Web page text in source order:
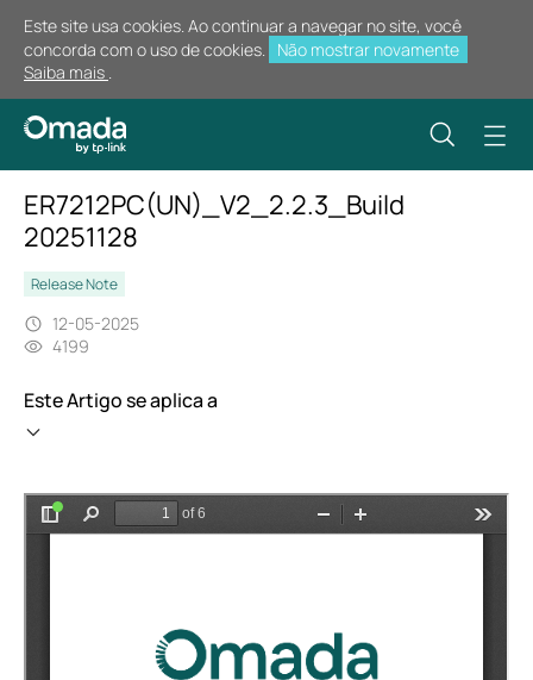
Este site usa cookies. Ao continuar a navegar no site, você
concorda com o uso de cookies.
Não mostrar novamente
Saiba mais .
ER7212PC(UN)_V2_2.2.3_Build
20251128
Release Note
12-05-2025
4199
Este Artigo se aplica a